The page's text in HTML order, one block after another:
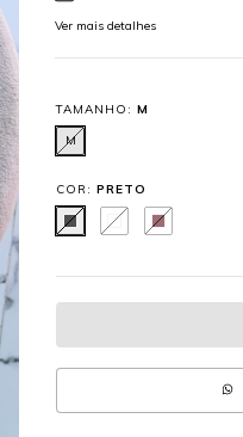
Ver mais detalhes
TAMANHO: M
M
COR: PRETO